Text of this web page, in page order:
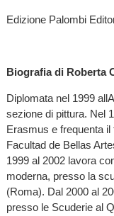
Edizione Palombi
Biografia di Roberta
Diplomata nel 1999
sezione di pittura. Nel
Erasmus e frequenta
Facultad de Bellas
1999 al 2002 lavora
moderna, presso la
(Roma). Dal 2000 al
presso le Scuderie al